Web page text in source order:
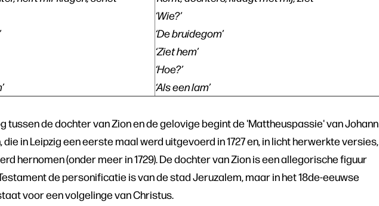
‘Wie?’
‘De bruidegom’
‘Ziet hem’
‘Hoe?’
‘Als een lam’
tussen de dochter van Zion en de gelovige begint de 'Mattheuspassie' van Johann
die in Leipzig een eerste maal werd uitgevoerd in 1727 en, in licht herwerkte versies,
hernomen (onder meer in 1729). De dochter van Zion is een allegorische figuur
de personificatie is van de stad Jeruzalem, maar in het 18de-eeuwse
voor een volgelinge van Christus.